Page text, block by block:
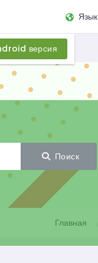
Язык
версия
Поиск
Главная